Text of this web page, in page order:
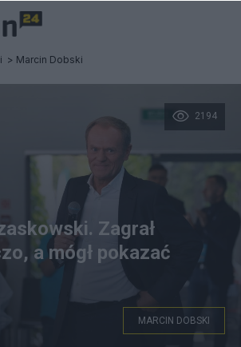
Marcin Dobski
2194
Zagrał
a mógł pokazać
MARCIN DOBSKI